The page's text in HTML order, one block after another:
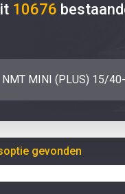
10676
NMT MINI (PLUS) 15/
gevonden